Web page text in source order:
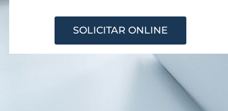
SOLICITAR ONLINE